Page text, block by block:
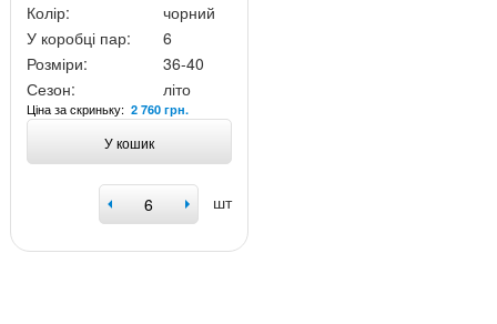
Колір:
чорний
У коробці пар:
6
Розміри:
36-40
Сезон:
літо
Ціна за скриньку: 2 760 грн.
У кошик
шт